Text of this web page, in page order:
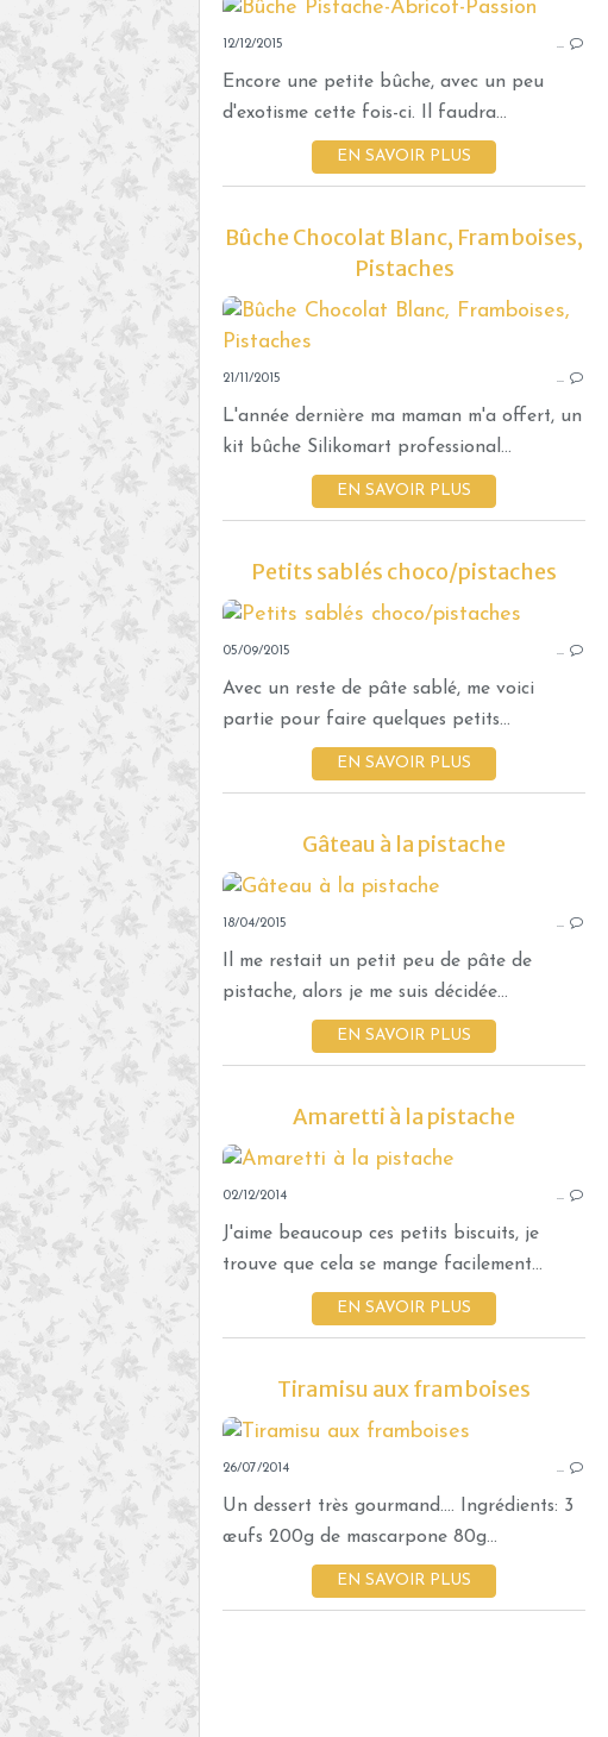
12/12/2015 …
Encore une petite bûche, avec un peu
d'exotisme cette fois-ci. Il faudra...
EN SAVOIR PLUS
Bûche Chocolat Blanc, Framboises,
Pistaches
21/11/2015 …
L'année dernière ma maman m'a offert, un
kit bûche Silikomart professional...
EN SAVOIR PLUS
Petits sablés choco/pistaches
05/09/2015 …
Avec un reste de pâte sablé, me voici
partie pour faire quelques petits...
EN SAVOIR PLUS
Gâteau à la pistache
18/04/2015 …
Il me restait un petit peu de pâte de
pistache, alors je me suis décidée...
EN SAVOIR PLUS
Amaretti à la pistache
02/12/2014 …
J'aime beaucoup ces petits biscuits, je
trouve que cela se mange facilement...
EN SAVOIR PLUS
Tiramisu aux framboises
26/07/2014 …
Un dessert très gourmand.... Ingrédients: 3
œufs 200g de mascarpone 80g...
EN SAVOIR PLUS